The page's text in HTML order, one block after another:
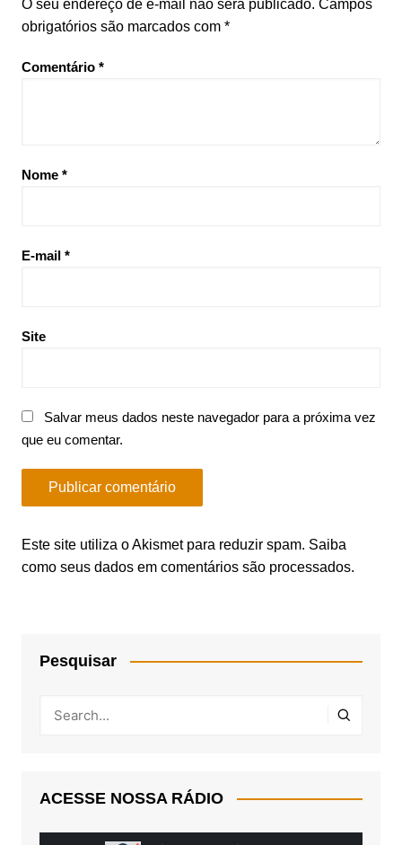
O seu endereço de e-mail não será publicado. Campos
obrigatórios são marcados com *
Comentário *
Nome *
E-mail *
Site
Salvar meus dados neste navegador para a próxima vez
que eu comentar.
Este site utiliza o Akismet para reduzir spam. Saiba
como seus dados em comentários são processados.
Pesquisar
ACESSE NOSSA RÁDIO